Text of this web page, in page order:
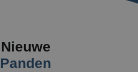
Nieuwe
Panden